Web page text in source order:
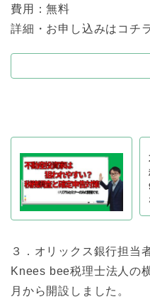
費用：無料
詳細・お申し込みはコチ
３．オリックス銀行担当
Knees bee税理士法人の
月から開設しました。